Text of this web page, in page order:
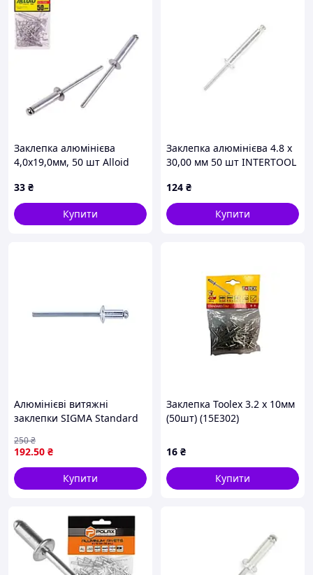
Заклепка алюмінієва
4,0х19,0мм, 50 шт Alloid
33 ₴
Купити
Заклепка алюмінієва 4.8 x
30,00 мм 50 шт INTERTOOL
124 ₴
Купити
Алюмінієві витяжні
заклепки SIGMA Standard
192.50 ₴
250₴
Купити
Заклепка Toolex 3.2 x 10мм
(50шт) (15E302)
16 ₴
Купити